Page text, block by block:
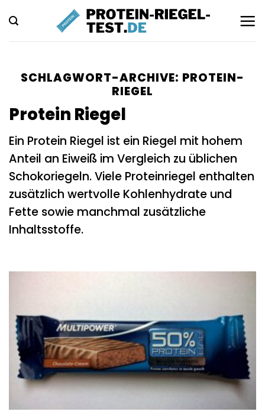
Inhalt
springen
SCHLAGWORT-ARCHIVE: PROTEIN-
RIEGEL
Protein Riegel
Ein Protein Riegel ist ein Riegel mit hohem
Anteil an Eiweiß im Vergleich zu üblichen
Schokoriegeln. Viele Proteinriegel enthalten
zusätzlich wertvolle Kohlenhydrate und
Fette sowie manchmal zusätzliche
Inhaltsstoffe.